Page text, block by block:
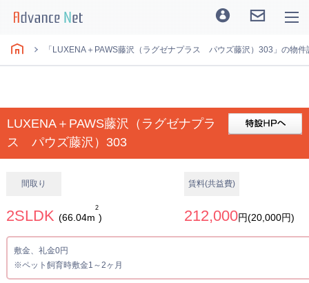
「LUXENA＋PAWS藤沢（ラグゼナプラス パウズ藤沢）303」の物件
LUXENA＋PAWS藤沢（ラグゼナプラ
ス パウズ藤沢）303
間取り 賃料(共益費)
2SLDK (66.04m
2
) 212,000円(20,000円)
敷金、礼金0円
※ペット飼育時敷金1～2ヶ月